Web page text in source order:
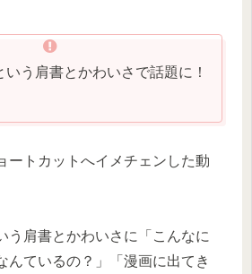
う肩書とかわいさで話題に！
ートカットへイメチェンした動
う肩書とかわいさに「こんなに
んているの？」「漫画に出てき